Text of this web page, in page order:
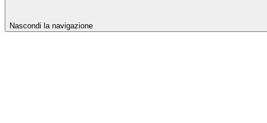
Nascondi la navigazione